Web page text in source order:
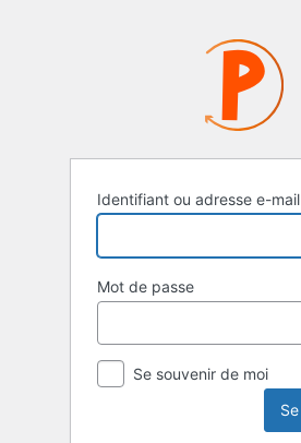
Identifiant ou adresse e-mail
Mot de passe
Se souvenir de moi